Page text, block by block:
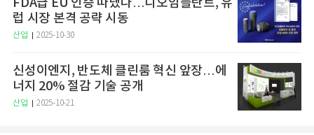
FDA급 EU 인증 따냈다…디오임플란트, 유
럽 시장 본격 공략 시동
산업 2025-10-30
신성이엔지, 반도체 클린룸 혁신 앞장…에
너지 20% 절감 기술 공개
산업 2025-10-21